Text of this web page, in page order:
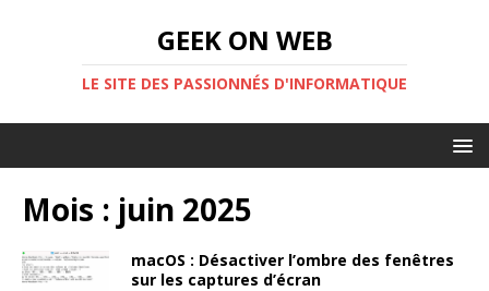
GEEK ON WEB
LE SITE DES PASSIONNÉS D'INFORMATIQUE
Mois : juin 2025
macOS : Désactiver l’ombre des fenêtres
sur les captures d’écran